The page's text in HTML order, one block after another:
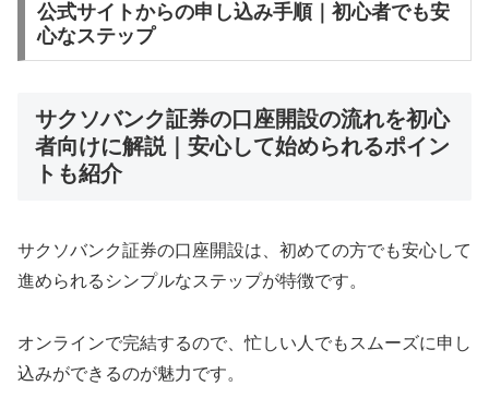
公式サイトからの申し込み手順｜初心者でも安
心なステップ
サクソバンク証券の口座開設の流れを初心
者向けに解説｜安心して始められるポイン
トも紹介
サクソバンク証券の口座開設は、初めての方でも安心して
進められるシンプルなステップが特徴です。
オンラインで完結するので、忙しい人でもスムーズに申し
込みができるのが魅力です。